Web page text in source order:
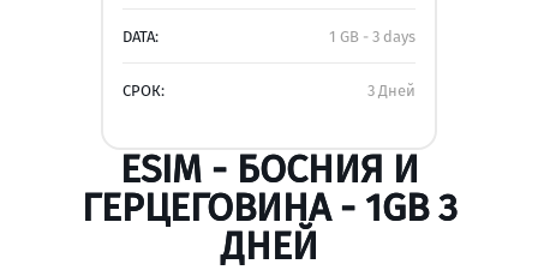
DATA: 1 GB - 3 days
СРОК: 3 Дней
ESIM - БОСНИЯ И
ГЕРЦЕГОВИНА - 1GB 3
ДНЕЙ